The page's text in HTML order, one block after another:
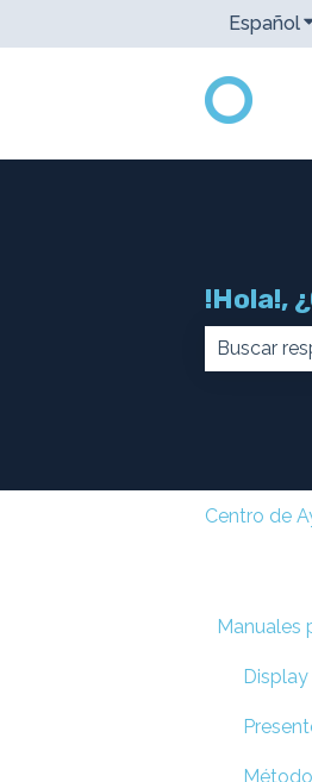
Español
!Hola!,
Centro de
Manuales